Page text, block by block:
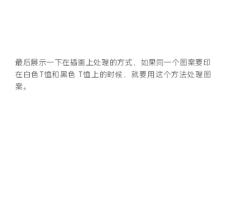
最后展示一下在插画上处理的方式，如果同一个图案要印
在白色T恤和黑色 T恤上的时候，就要用这个方法处理图
案。